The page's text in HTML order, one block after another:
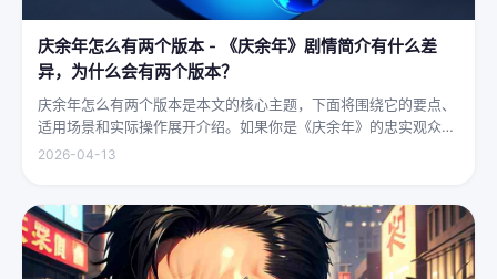
庆余年怎么有两个版本 - 《庆余年》剧情简介有什么差
异，为什么会有两个版本？
庆余年怎么有两个版本是本文的核心主题，下面将围绕它的要点、
适用场景和实际操作展开介绍。如果你是《庆余年》的忠实观众，
可能会发现这部剧在不同视频平台上呈现出两个略有差异的版本，
2026-04-13